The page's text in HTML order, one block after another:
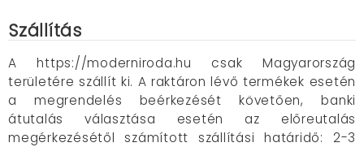
Szállítás
A https://moderniroda.hu csak Magyarország
területére szállít ki. A raktáron lévő termékek esetén
a megrendelés beérkezését követően, banki
átutalás választása esetén az előreutalás
megérkezésétől számított szállítási határidő: 2-3